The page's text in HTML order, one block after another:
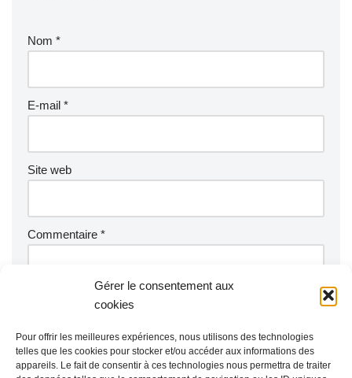
Gérer le consentement aux
cookies
Pour offrir les meilleures expériences, nous utilisons des technologies
telles que les cookies pour stocker et/ou accéder aux informations des
appareils. Le fait de consentir à ces technologies nous permettra de traiter
Nom *
E-mail *
Site web
Commentaire *